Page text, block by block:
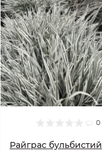
0
Райграс бульбистий